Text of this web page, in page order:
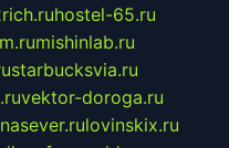
hostel-65.ru
mishinlab.ru
starbucksvia.ru
vektor-doroga.ru
lovinskix.ru